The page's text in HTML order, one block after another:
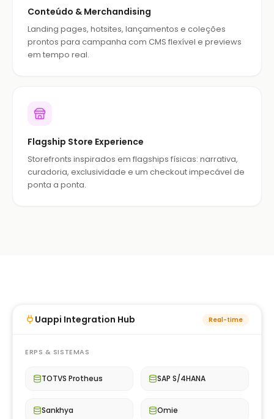
Conteúdo & Merchandising
Landing pages, hotsites, lançamentos e coleções
prontos para campanha com CMS flexível e previews
em tempo real.
Flagship Store Experience
Storefronts inspirados em flagships físicas: narrativa,
curadoria, exclusividade e um checkout impecável de
ponta a ponta.
Uappi Integration Hub Real-time
ERPS & SISTEMAS
TOTVS Protheus SAP S/4HANA
Sankhya Omie